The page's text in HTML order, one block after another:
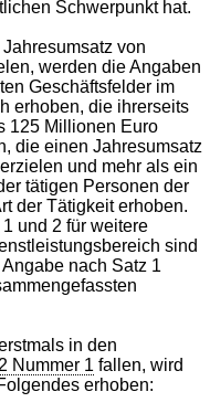
Schwerpunkt hat.
von
werden die Angaben
Geschäftsfelder im
erhoben, die ihrerseits
125 Millionen Euro
die einen Jahresumsatz
und mehr als ein
tätigen Personen der
der Tätigkeit erhoben.
und 2 für weitere
sind
Angabe nach Satz 1
in den
Nummer 1 fallen, wird
erhoben: